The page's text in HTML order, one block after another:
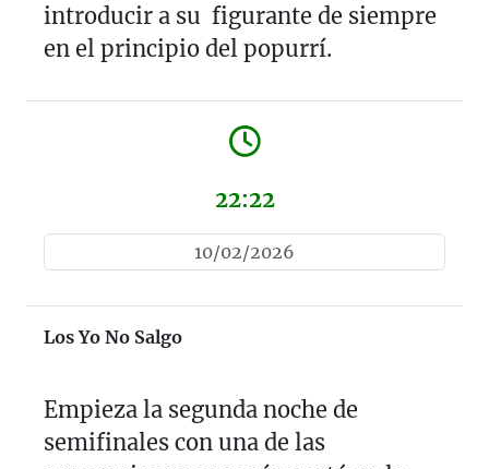
introducir a su figurante de siempre
en el principio del popurrí.
22:22
10/02/2026
Los Yo No Salgo
Empieza la segunda noche de
semifinales con una de las